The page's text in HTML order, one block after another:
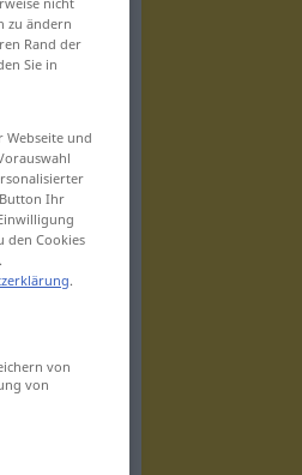
zu ändern
Rand der
Sie in
und
Ihr
den Cookies
.
von
von